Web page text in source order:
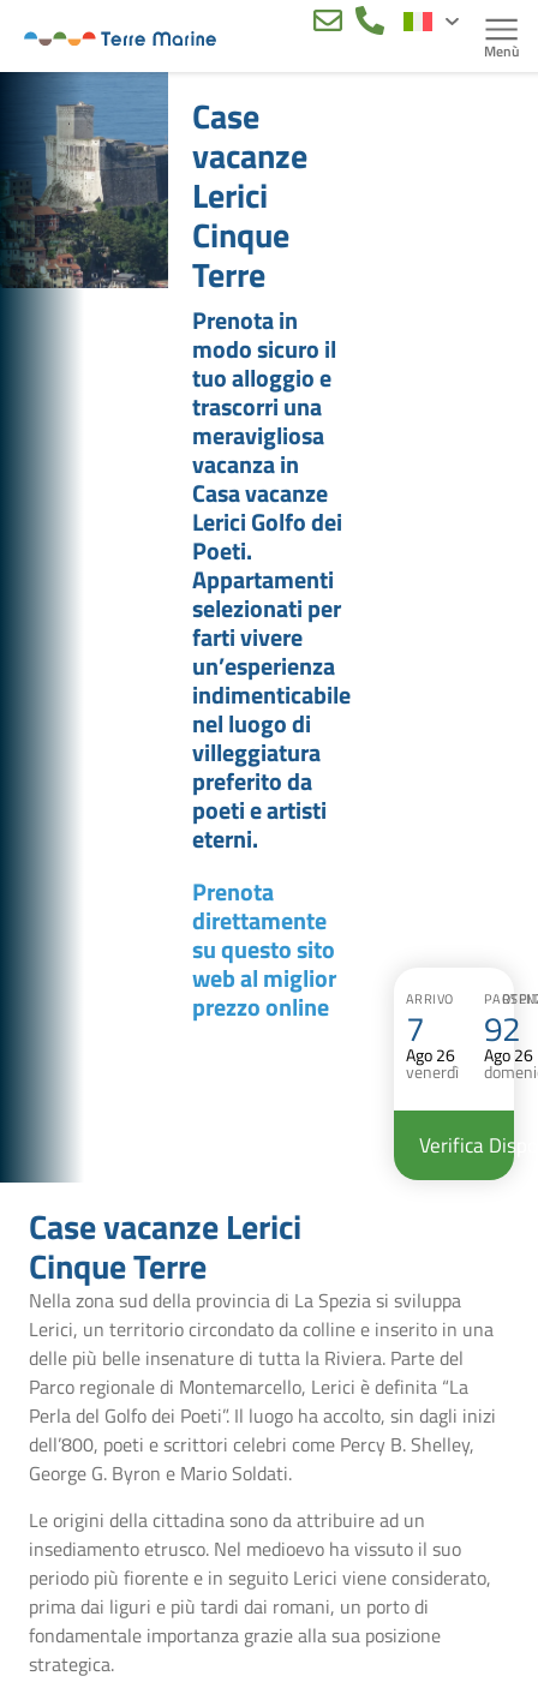
Case
vacanze
Lerici
Cinque
Terre
Prenota in
modo sicuro il
tuo alloggio e
trascorri una
meravigliosa
vacanza in
Casa vacanze
Lerici Golfo dei
Poeti.
Appartamenti
selezionati per
farti vivere
un’esperienza
indimenticabile
nel luogo di
villeggiatura
preferito da
poeti e artisti
eterni.
Prenota
direttamente
su questo sito
web al miglior
prezzo online ARRIVO
7
Ago 26
venerdì
9
Ago 26
2
Verifica
Case vacanze Lerici
Cinque Terre
Nella zona sud della provincia di La Spezia si sviluppa
Lerici, un territorio circondato da colline e inserito in una
delle più belle insenature di tutta la Riviera. Parte del
Parco regionale di Montemarcello, Lerici è definita “La
Perla del Golfo dei Poeti”. Il luogo ha accolto, sin dagli inizi
dell’800, poeti e scrittori celebri come Percy B. Shelley,
George G. Byron e Mario Soldati.
Le origini della cittadina sono da attribuire ad un
insediamento etrusco. Nel medioevo ha vissuto il suo
periodo più fiorente e in seguito Lerici viene considerato,
prima dai liguri e più tardi dai romani, un porto di
fondamentale importanza grazie alla sua posizione
strategica.